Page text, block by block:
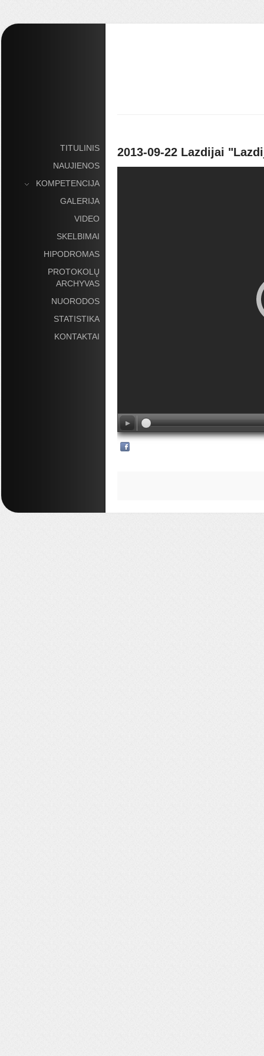
TITULINIS
NAUJIENOS
KOMPETENCIJA
GALERIJA
VIDEO
SKELBIMAI
HIPODROMAS
PROTOKOLŲ
ARCHYVAS
NUORODOS
STATISTIKA
KONTAKTAI
2013-09-22 Lazdijai